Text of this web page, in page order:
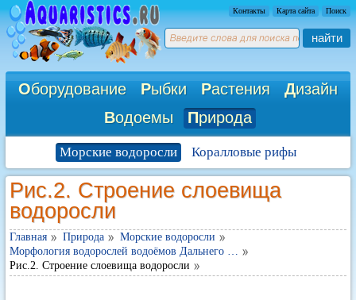
Контакты Карта сайта Поиск
найти
Оборудование Рыбки Растения Дизайн
Водоемы Природа
Морские водоросли Коралловые рифы
Рис.2. Строение слоевища
водоросли
Главная Природа
Морские водоросли
Морфология водорослей водоёмов Дальнего …
Рис.2. Строение слоевища водоросли